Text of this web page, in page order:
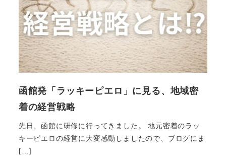
函館発「ラッキーピエロ」に見る、地域密
着の経営戦略
先日、函館に研修に行ってきました。 地元密着のラッ
キーピエロの経営に大変感動しましたので、ブログにま
[…]